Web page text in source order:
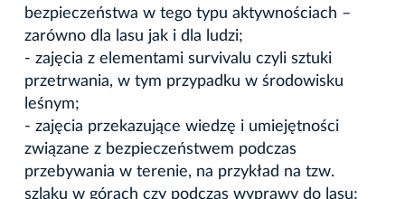
bezpieczeństwa w tego typu aktywnościach –
zarówno dla lasu jak i dla ludzi;
- zajęcia z elementami survivalu czyli sztuki
przetrwania, w tym przypadku w środowisku
leśnym;
- zajęcia przekazujące wiedzę i umiejętności
związane z bezpieczeństwem podczas
przebywania w terenie, na przykład na tzw.
szlaku w górach czy podczas wyprawy do lasu;